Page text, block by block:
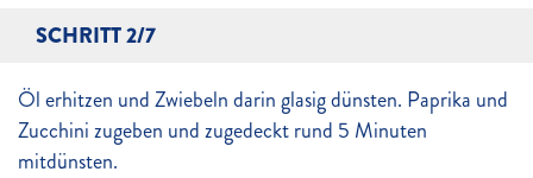
SCHRITT 2/7
Öl erhitzen und Zwiebeln darin glasig dünsten. Paprika und
Zucchini zugeben und zugedeckt rund 5 Minuten
mitdünsten.